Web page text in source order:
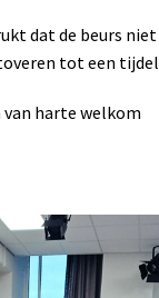
dat de beurs
tot een
harte welkom